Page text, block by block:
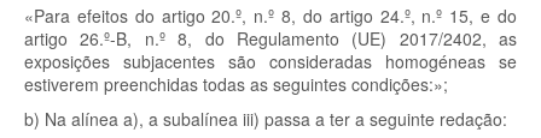
«Para efeitos do artigo 20.º, n.º 8, do artigo 24.º, n.º 15, e do
artigo 26.º-B, n.º 8, do Regulamento (UE) 2017/2402, as
exposições subjacentes são consideradas homogéneas se
estiverem preenchidas todas as seguintes condições:»;
b) Na alínea a), a subalínea iii) passa a ter a seguinte redação: